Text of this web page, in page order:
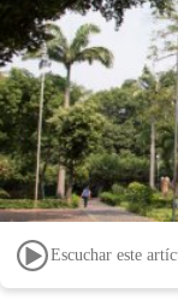
Escuchar este